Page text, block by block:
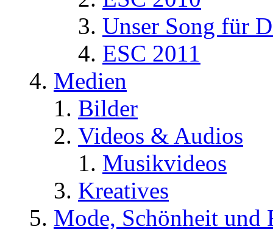
Unser Song für
ESC 2011
Medien
Bilder
Videos & Audios
Musikvideos
Kreatives
Mode, Schönheit und